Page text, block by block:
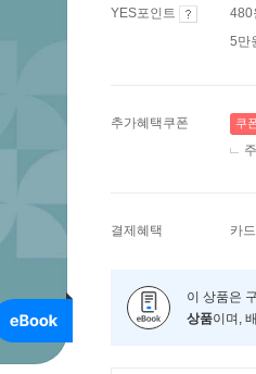
YES포인트
480
5만
추가혜택쿠폰 쿠
결제혜택 카
이 상품은
상품이며,